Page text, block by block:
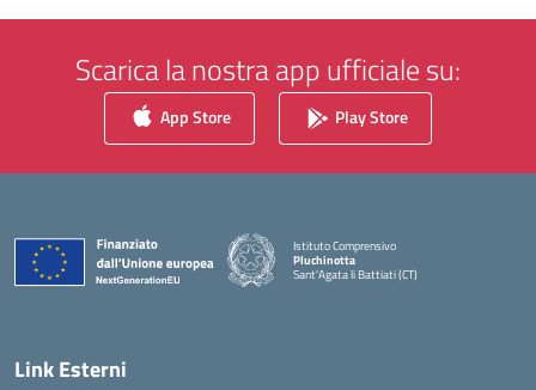
Scarica la nostra app ufficiale su:
App Store Play Store
Istituto Comprensivo
Pluchinotta
Sant'Agata li Battiati (CT)
— Visita la pagina iniziale della scuola
Link Esterni